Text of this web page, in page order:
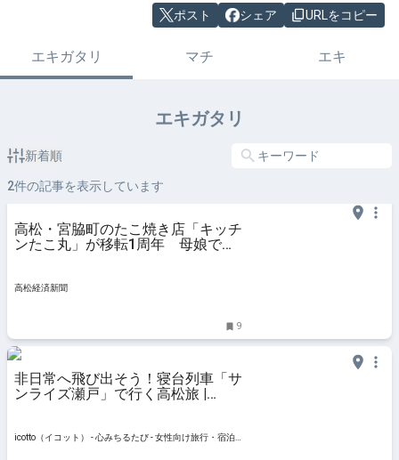
ポスト シェア URLをコピー
エキガタリ マチ エキ
エキガタリ
新着順
2件の記事を表示しています
高松・宮脇町のたこ焼き店「キッチ
ンたこ丸」が移転1周年 母娘で切
高松経済新聞
9
非日常へ飛び出そう！寝台列車「サ
ンライズ瀬戸」で行く高松旅 |
icotto（イコット） - 心みちるたび - 女性向け旅行・宿泊